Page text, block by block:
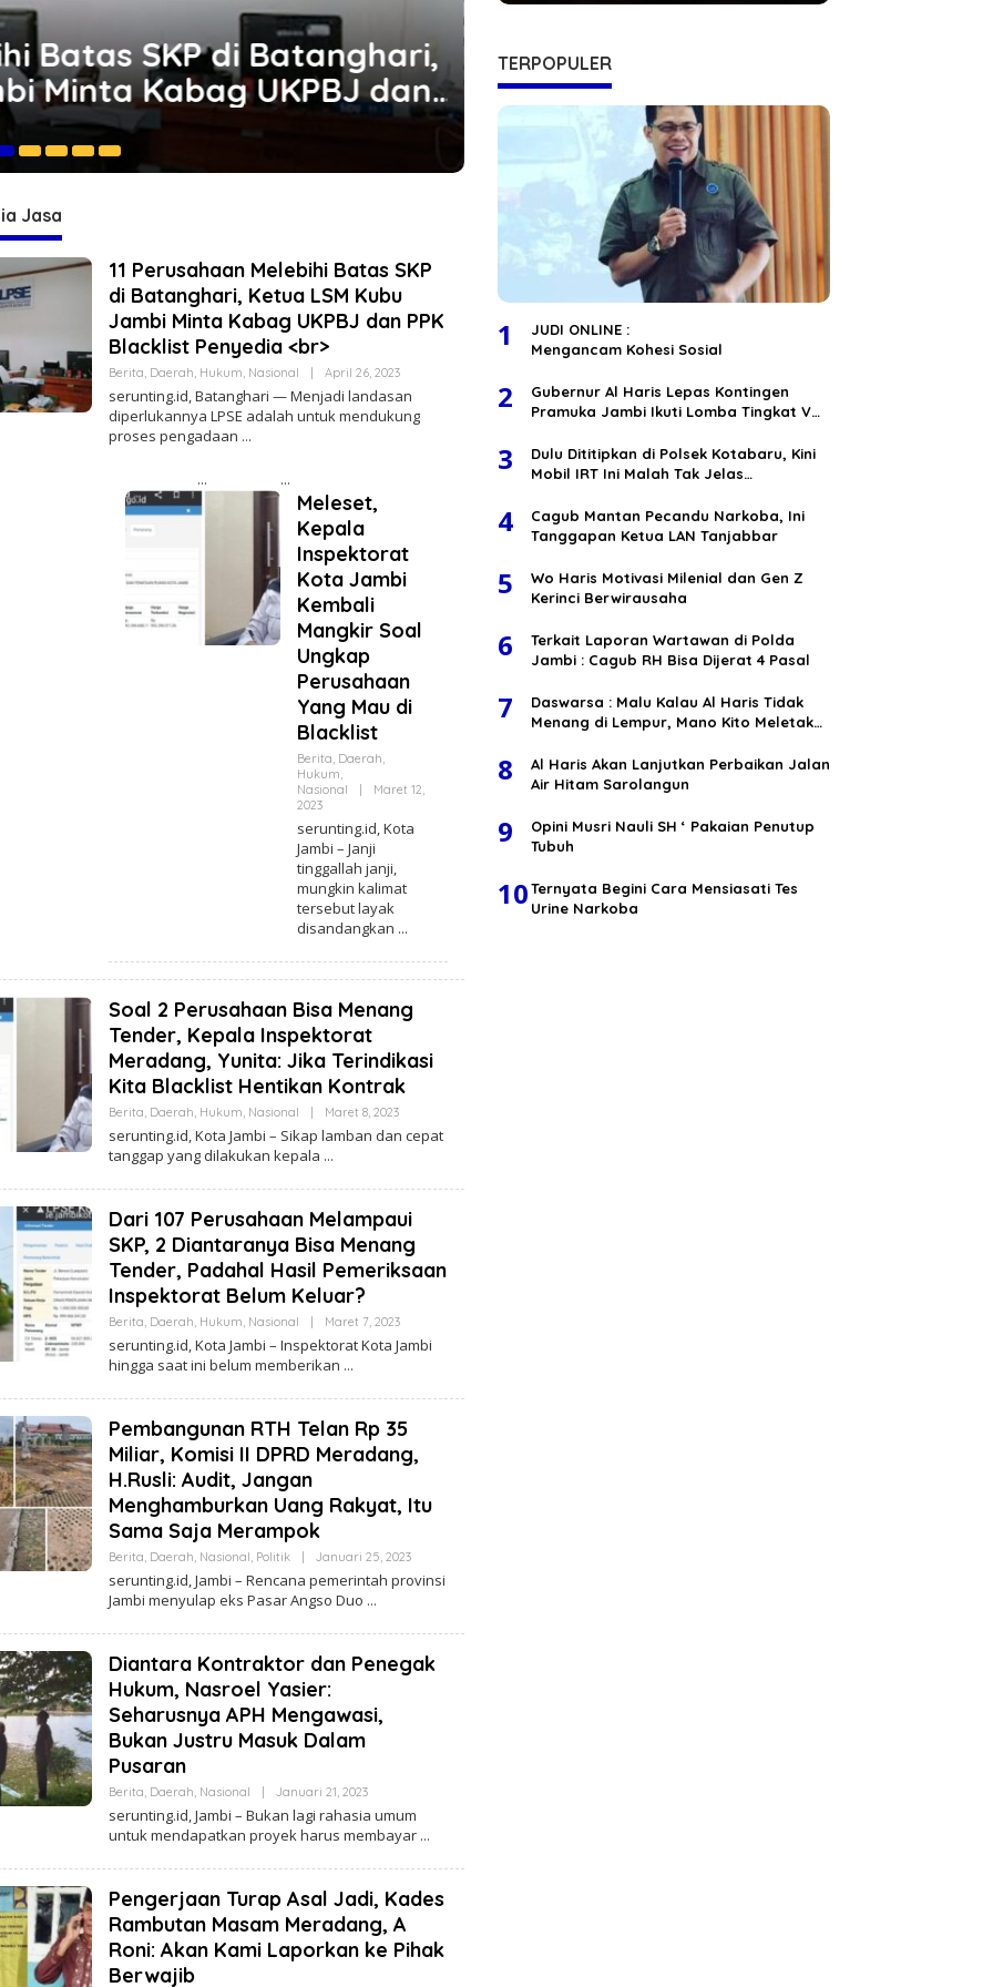
Kota Jambi Kembali
Perusahaan Yang Mau di
Berita,Daerah,Hukum,Nasional
Soal 2 Perusahaan Bisa
Inspektorat Meradang, Yunita:
Kita Blacklist Hentikan Kontrak
Maret 8, 2023
Jasa
11 Perusahaan Melebihi Batas SKP
di Batanghari, Ketua LSM Kubu
Jambi Minta Kabag UKPBJ dan PPK
Blacklist Penyedia <br>
Berita, Daerah, Hukum, Nasional April 26, 2023O
E
H
serunting.id, Batanghari — Menjadi landasan
diperlukannya LPSE adalah untuk mendukung
proses pengadaan
Meleset,
Kepala
Inspektorat
Kota Jambi
Kembali
Mangkir Soal
Ungkap
Perusahaan
Yang Mau di
Blacklist
Berita, Daerah,
Hukum,
Nasional
Maret 12,
2023O
E
H
R
E
D
A
K
I
serunting.id, Kota
Jambi – Janji
tinggallah janji,
mungkin kalimat
tersebut layak
disandangkan
Soal 2 Perusahaan Bisa Menang
Tender, Kepala Inspektorat
Meradang, Yunita: Jika Terindikasi
Kita Blacklist Hentikan Kontrak
Berita, Daerah, Hukum, Nasional Maret 8, 2023O
E
E
A
S
I
serunting.id, Kota Jambi – Sikap lamban dan cepat
tanggap yang dilakukan kepala
Dari 107 Perusahaan Melampaui
SKP, 2 Diantaranya Bisa Menang
Tender, Padahal Hasil Pemeriksaan
Inspektorat Belum Keluar?
Berita, Daerah, Hukum, Nasional Maret 7, 2023O
E
E
A
S
serunting.id, Kota Jambi – Inspektorat Kota Jambi
hingga saat ini belum memberikan
Pembangunan RTH Telan Rp 35
Miliar, Komisi II DPRD Meradang,
H.Rusli: Audit, Jangan
Menghamburkan Uang Rakyat, Itu
Sama Saja Merampok
Berita, Daerah, Nasional, Politik Januari 25, 2023O
E
E
A
serunting.id, Jambi – Rencana pemerintah provinsi
Jambi menyulap eks Pasar Angso Duo
Diantara Kontraktor dan Penegak
Hukum, Nasroel Yasier:
Seharusnya APH Mengawasi,
Bukan Justru Masuk Dalam
Pusaran
Berita, Daerah, Nasional Januari 21, 2023O
E
H
E
A
S
I
serunting.id, Jambi – Bukan lagi rahasia umum
untuk mendapatkan proyek harus membayar
Pengerjaan Turap Asal Jadi, Kades
Rambutan Masam Meradang, A
Roni: Akan Kami Laporkan ke Pihak
Berwajib
TERPOPULER
1
JUDI ONLINE :
Mengancam Kohesi Sosial
2
Gubernur Al Haris Lepas Kontingen
Pramuka Jambi Ikuti Lomba Tingkat V
3
Dulu Dititipkan di Polsek Kotabaru, Kini
Mobil IRT Ini Malah Tak Jelas
4
Cagub Mantan Pecandu Narkoba, Ini
Tanggapan Ketua LAN Tanjabbar
5
Wo Haris Motivasi Milenial dan Gen Z
Kerinci Berwirausaha
6
Terkait Laporan Wartawan di Polda
Jambi : Cagub RH Bisa Dijerat 4 Pasal
7
Daswarsa : Malu Kalau Al Haris Tidak
Menang di Lempur, Mano Kito Meletak
8
Al Haris Akan Lanjutkan Perbaikan Jalan
Air Hitam Sarolangun
9
Opini Musri Nauli SH ‘ Pakaian Penutup
Tubuh
10Ternyata Begini Cara Mensiasati Tes
Urine Narkoba